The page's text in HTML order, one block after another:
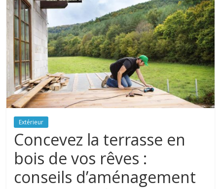
Extérieur
Concevez la terrasse en
bois de vos rêves :
conseils d’aménagement